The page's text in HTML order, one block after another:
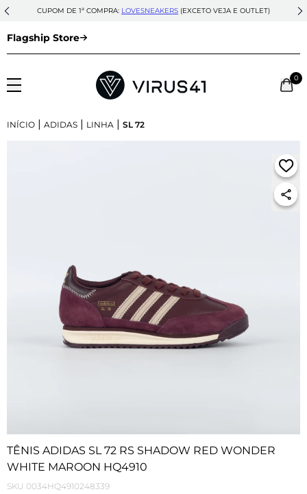
CUPOM DE 1ª COMPRA: LOVESNEAKERS (EXCETO VEJA E OUTLET)
Flagship Store
0
INÍCIO | ADIDAS | LINHA | SL 72
TÊNIS ADIDAS SL 72 RS SHADOW RED WONDER
WHITE MAROON HQ4910
SKU 0034HQ4910248339